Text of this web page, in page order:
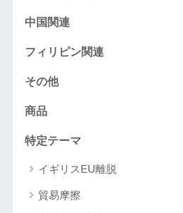
中国関連
フィリピン関連
その他
商品
特定テーマ
イギリスEU離脱
貿易摩擦